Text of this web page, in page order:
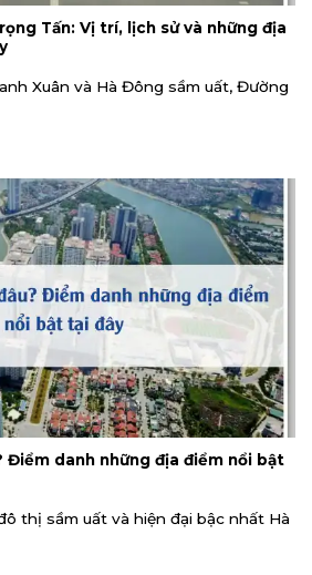
Tấn: Vị trí, lịch sử và những địa
Xuân và Hà Đông sầm uất, Đường
Điểm danh những địa điểm nổi bật
thị sầm uất và hiện đại bậc nhất Hà